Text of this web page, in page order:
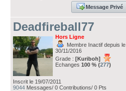
Message Privé
Deadfireball77
Hors Ligne
Membre Inactif depuis le
30/11/2016
Grade : [Kuriboh]
Echanges 100 % (277)
Inscrit le 19/07/2011
9044 Messages/ 0 Contributions/ 0 Pts